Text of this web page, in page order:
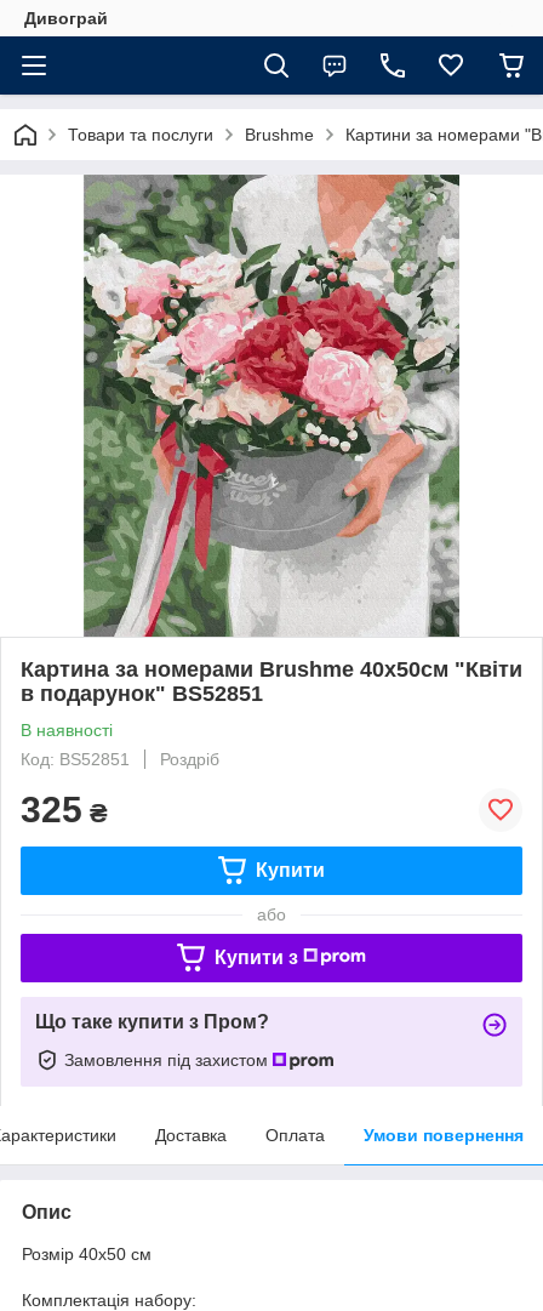
Дивограй
Товари та послуги Brushme Картини за номерами
Картина за номерами Brushme 40x50см "Квіти
в подарунок" BS52851
В наявності
Код: BS52851
Роздріб
325 ₴
Купити
або
Купити з
Що таке купити з Пром?
Замовлення під захистом
Доставка Оплата Умови повернення
Опис
Розмір 40x50 см
Комплектація набору: